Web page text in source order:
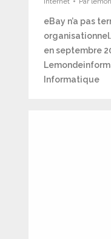
eBay n’a pas
en septembre
Informatique